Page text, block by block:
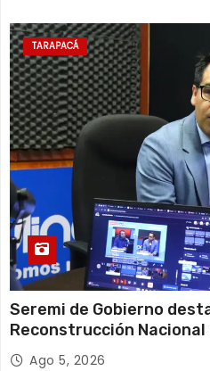
TARAPACÁ
Seremi de Gobierno
Reconstrucción
y el empleo en Tarapacá
Ago 5, 2026